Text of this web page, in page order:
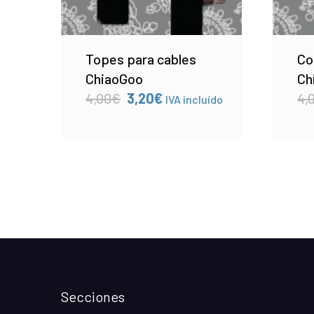
Topes para cables
ChiaoGoo
4,00€ El
3,20€El
IVA incluído
Secciones